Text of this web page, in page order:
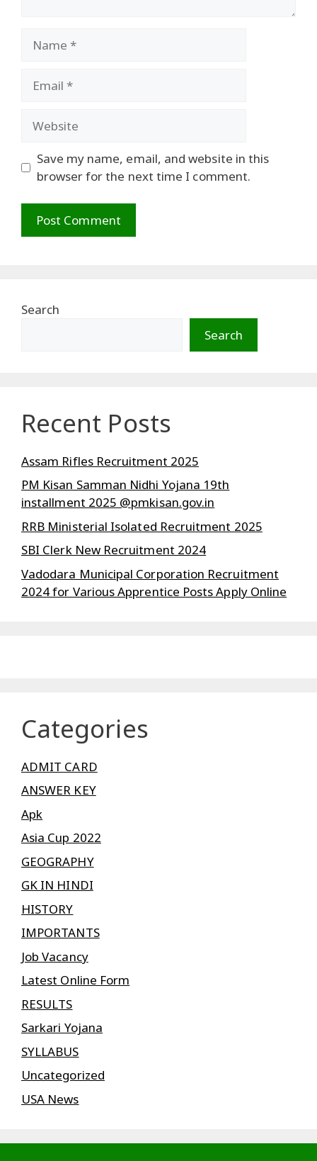
Save my name, email, and website in this
browser for the next time I comment.
Search
Search
Recent Posts
Assam Rifles Recruitment 2025
PM Kisan Samman Nidhi Yojana 19th
installment 2025 @pmkisan.gov.in
RRB Ministerial Isolated Recruitment 2025
SBI Clerk New Recruitment 2024
Vadodara Municipal Corporation Recruitment
2024 for Various Apprentice Posts Apply Online
Categories
ADMIT CARD
ANSWER KEY
Apk
Asia Cup 2022
GEOGRAPHY
GK IN HINDI
HISTORY
IMPORTANTS
Job Vacancy
Latest Online Form
RESULTS
Sarkari Yojana
SYLLABUS
Uncategorized
USA News